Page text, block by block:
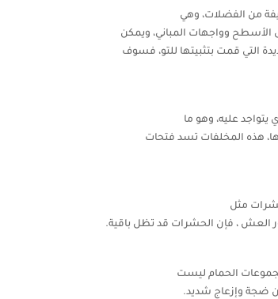
من الفضلات، وهي
الأسطح وواجهات المباني، ويمكن
التي قمت بتثبيتها للتو، فسوف
عليه، وهو ما
هذه المخلفات تسد فتحات
مثل
العش ، فإن الحشرات قد تظل باقية.
الحمام ليست
ضجة وإزعاج شديد.